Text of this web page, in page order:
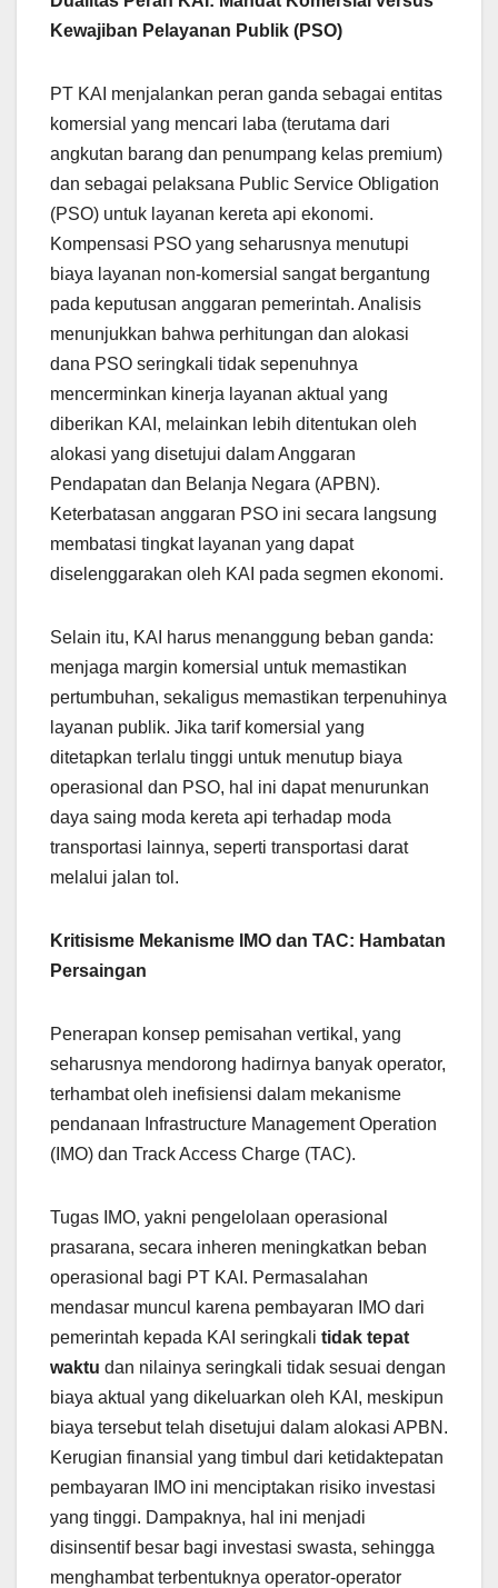
Kewajiban Pelayanan Publik (PSO)
PT KAI menjalankan peran ganda sebagai entitas
komersial yang mencari laba (terutama dari
angkutan barang dan penumpang kelas premium)
dan sebagai pelaksana Public Service Obligation
(PSO) untuk layanan kereta api ekonomi.
Kompensasi PSO yang seharusnya menutupi
biaya layanan non-komersial sangat bergantung
pada keputusan anggaran pemerintah. Analisis
menunjukkan bahwa perhitungan dan alokasi
dana PSO seringkali tidak sepenuhnya
mencerminkan kinerja layanan aktual yang
diberikan KAI, melainkan lebih ditentukan oleh
alokasi yang disetujui dalam Anggaran
Pendapatan dan Belanja Negara (APBN).
Keterbatasan anggaran PSO ini secara langsung
membatasi tingkat layanan yang dapat
diselenggarakan oleh KAI pada segmen ekonomi.
Selain itu, KAI harus menanggung beban ganda:
menjaga margin komersial untuk memastikan
pertumbuhan, sekaligus memastikan terpenuhinya
layanan publik. Jika tarif komersial yang
ditetapkan terlalu tinggi untuk menutup biaya
operasional dan PSO, hal ini dapat menurunkan
daya saing moda kereta api terhadap moda
transportasi lainnya, seperti transportasi darat
melalui jalan tol.
Kritisisme Mekanisme IMO dan TAC: Hambatan
Persaingan
Penerapan konsep pemisahan vertikal, yang
seharusnya mendorong hadirnya banyak operator,
terhambat oleh inefisiensi dalam mekanisme
pendanaan Infrastructure Management Operation
(IMO) dan Track Access Charge (TAC).
Tugas IMO, yakni pengelolaan operasional
prasarana, secara inheren meningkatkan beban
operasional bagi PT KAI. Permasalahan
mendasar muncul karena pembayaran IMO dari
pemerintah kepada KAI seringkali tidak tepat
waktu dan nilainya seringkali tidak sesuai dengan
biaya aktual yang dikeluarkan oleh KAI, meskipun
biaya tersebut telah disetujui dalam alokasi APBN.
Kerugian finansial yang timbul dari ketidaktepatan
pembayaran IMO ini menciptakan risiko investasi
yang tinggi. Dampaknya, hal ini menjadi
disinsentif besar bagi investasi swasta, sehingga
menghambat terbentuknya operator-operator